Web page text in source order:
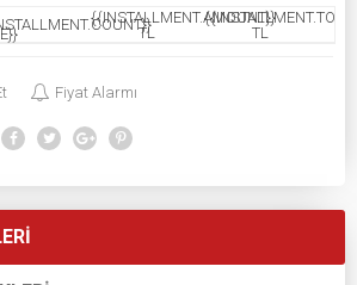
{{INSTALLMENT.AMOUNT}}
TL
TL
Fiyat Alarmı